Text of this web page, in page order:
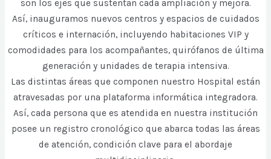
son los ejes que sustentan cada ampliación y mejora.
Así, inauguramos nuevos centros y espacios de cuidados
críticos e internación, incluyendo habitaciones VIP y
comodidades para los acompañantes, quirófanos de última
generación y unidades de terapia intensiva.
Las distintas áreas que componen nuestro Hospital están
atravesadas por una plataforma informática integradora.
Así, cada persona que es atendida en nuestra institución
posee un registro cronológico que abarca todas las áreas
de atención, condición clave para el abordaje